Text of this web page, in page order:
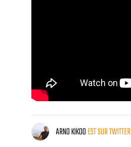
ARNO KIKOOEST SUR TWITTER